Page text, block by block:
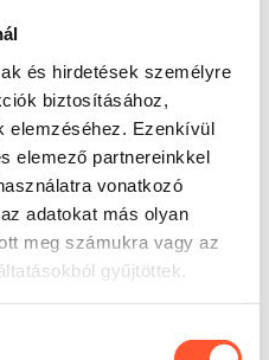
és hirdetések személyre
biztosításához,
elemzéséhez. Ezenkívül
elemező partnereinkkel
vonatkozó
adatokat más olyan
meg számukra vagy az
gyűjtöttek.
események, elsőáldozások
rövidebb teljesítési idő
ezért a termék ott
résztvevő
időablakban. A
segít teljesíteni az
a 3 éves garancia pedig
az üzemeltetési